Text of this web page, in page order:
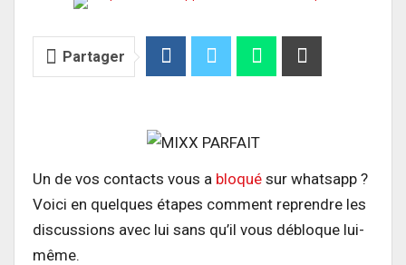
Partager
Un de vos contacts vous a bloqué sur whatsapp ?
Voici en quelques étapes comment reprendre les
discussions avec lui sans qu’il vous débloque lui-
même.